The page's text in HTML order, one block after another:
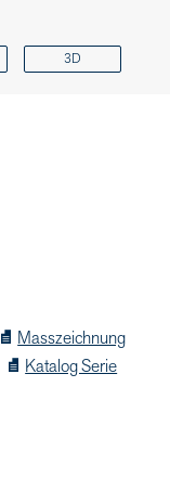
3D
Masszeichnung
Katalog Serie